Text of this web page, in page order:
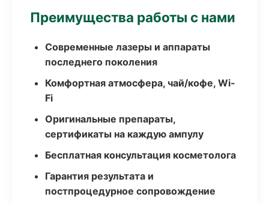
Преимущества работы с нами
Современные лазеры и аппараты
последнего поколения
Комфортная атмосфера, чай/кофе, Wi-
Fi
Оригинальные препараты,
сертификаты на каждую ампулу
Бесплатная консультация косметолога
Гарантия результата и
постпроцедурное сопровождение